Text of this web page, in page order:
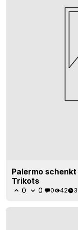
Palermo
Trikots
0 0 0 42